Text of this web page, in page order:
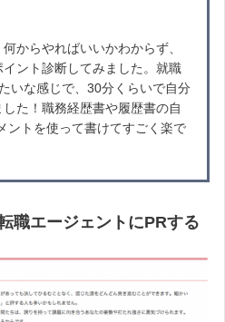
からやればいいかわからず、
ント診断してみました。就職
いな感じで、30分くらいで自分
た！職務経歴書や履歴書の自
ントを使って書けてすごく楽で
職エージェントにPRする